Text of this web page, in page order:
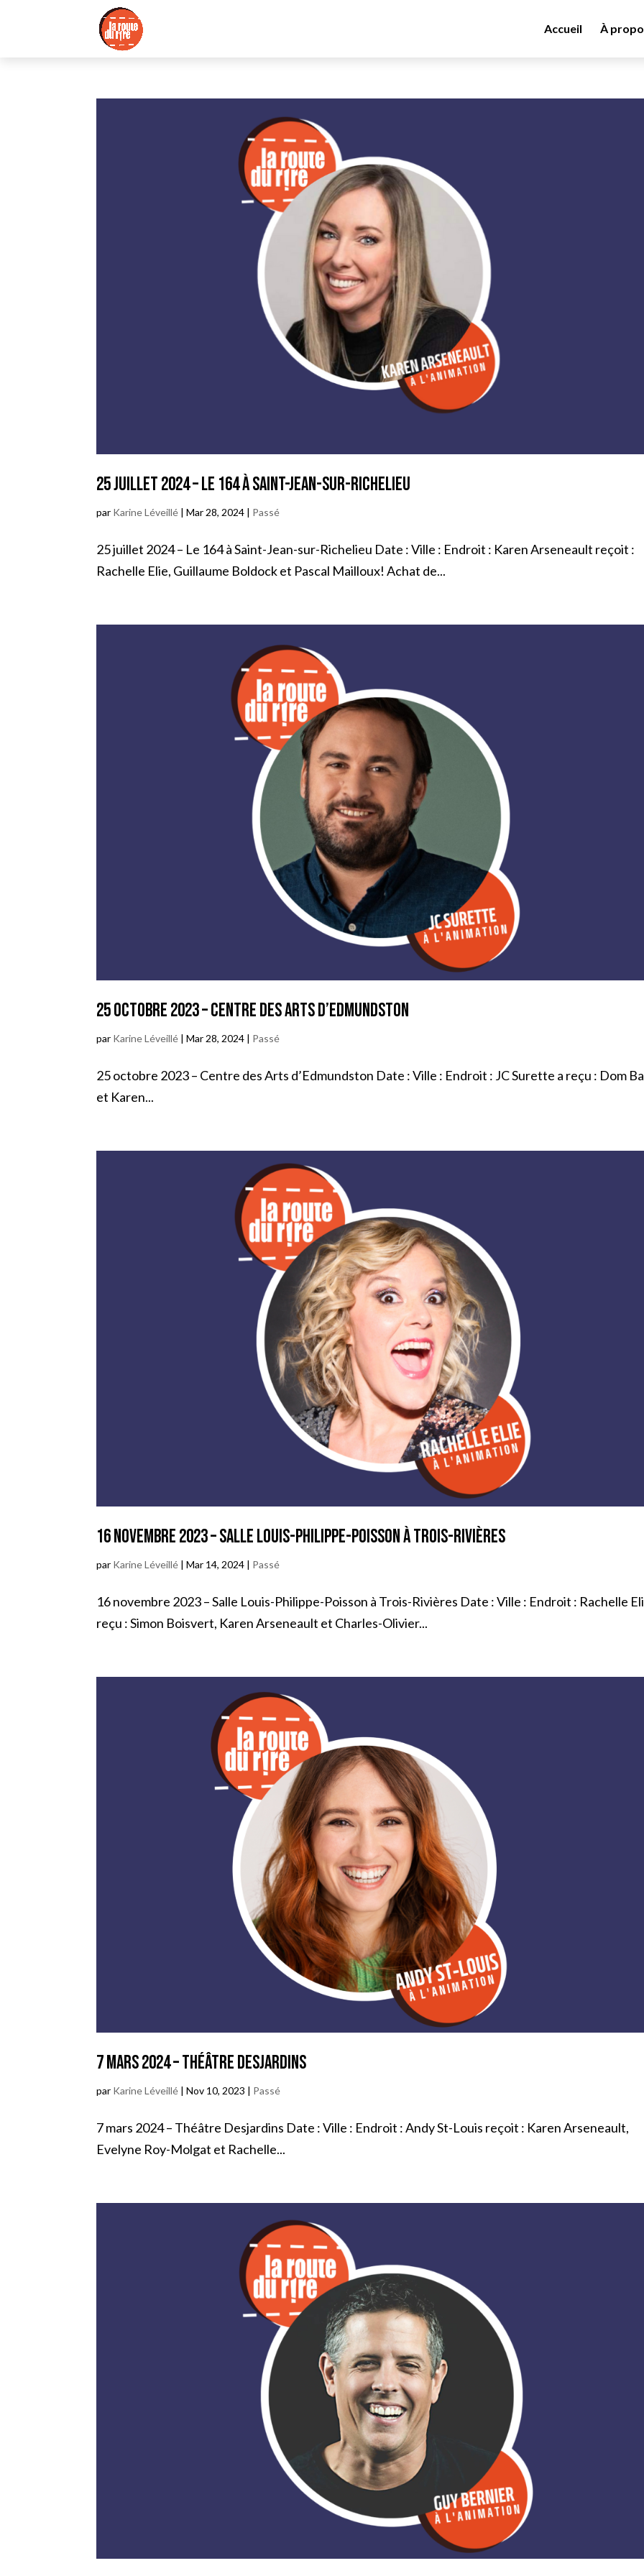
Accueil À
25 juillet 2024 – Le 164 à Saint-Jean-sur-Richelieu
par Karine Léveillé |Mar 28, 2024 | Passé
25 juillet 2024 – Le 164 à Saint-Jean-sur-Richelieu Date : Ville : Endroit : Karen Arseneault reçoit :
Rachelle Elie, Guillaume Boldock et Pascal Mailloux! Achat de...
25 octobre 2023 – Centre des Arts d’Edmundston
par Karine Léveillé |Mar 28, 2024 | Passé
25 octobre 2023 – Centre des Arts d’Edmundston Date : Ville : Endroit : JC Surette a reçu : Dom
et Karen...
16 novembre 2023 – Salle Louis-Philippe-Poisson à Trois-Rivières
par Karine Léveillé |Mar 14, 2024 | Passé
16 novembre 2023 – Salle Louis-Philippe-Poisson à Trois-Rivières Date : Ville : Endroit : Rachelle
reçu : Simon Boisvert, Karen Arseneault et Charles-Olivier...
7 mars 2024 – Théâtre Desjardins
par Karine Léveillé |Nov 10, 2023 | Passé
7 mars 2024 – Théâtre Desjardins Date : Ville : Endroit : Andy St-Louis reçoit : Karen Arseneault,
Evelyne Roy-Molgat et Rachelle...